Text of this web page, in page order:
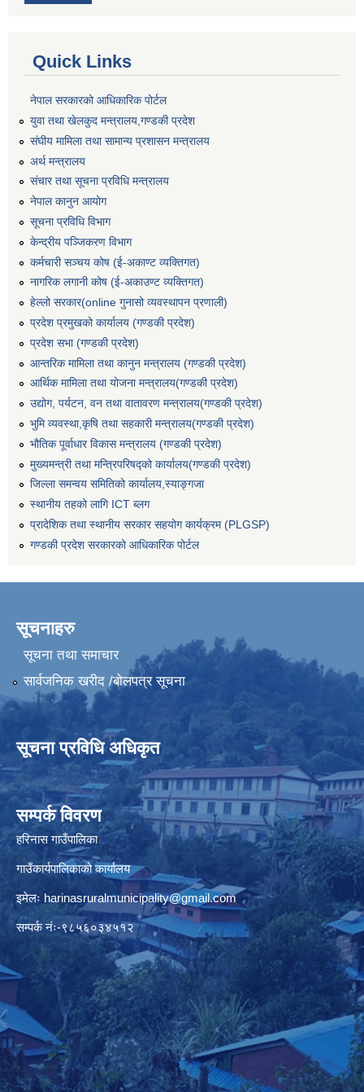
Quick Links
नेपाल सरकारको आधिकारिक पोर्टल
युवा तथा खेलकुद मन्त्रालय,गण्डकी प्रदेश
संघीय मामिला तथा सामान्य प्रशासन मन्त्रालय
अर्थ मन्त्रालय
संचार तथा सूचना प्रविधि मन्त्रालय
नेपाल कानुन आयोग
सूचना प्रविधि विभाग
केन्द्रीय पञ्जिकरण विभाग
कर्मचारी सञ्‍चय कोष (ई‍-अकाण्ट व्यक्तिगत)
नागरिक लगानी कोष (ई-अकाउण्ट व्यक्तिगत)
हेल्लो सरकार(online गुनासो व्यवस्थापन प्रणाली)
प्रदेश प्रमुखको कार्यालय (गण्डकी प्रदेश)
प्रदेश सभा (गण्डकी प्रदेश)
आन्तरिक मामिला तथा कानुन मन्त्रालय (गण्डकी प्रदेश)
आर्थिक मामिला तथा योजना मन्त्रालय(गण्डकी प्रदेश)
उद्योग, पर्यटन, वन तथा वातावरण मन्त्रालय(गण्डकी प्रदेश)
भुमि व्यवस्था,कृषि तथा सहकारी मन्त्रालय(गण्डकी प्रदेश)
भौतिक पूर्वाधार विकास मन्त्रालय (गण्डकी प्रदेश)
मुख्यमन्त्री तथा मन्त्रिपरिषद्को कार्यालय(गण्डकी प्रदेश)
जिल्ला समन्वय समितिको कार्यालय,स्याङ्गजा
स्थानीय तहको लागि ICT ब्लग
प्रादेशिक तथा स्थानीय सरकार सहयोग कार्यक्रम (PLGSP)
गण्डकी प्रदेश सरकारको आधिकारिक पोर्टल
सूचनाहरु
सूचना तथा समाचार
सार्वजनिक खरीद /बोलपत्र सूचना
सूचना प्रविधि अधिकृत
सम्पर्क विवरण
हरिनास गाउँपालिका
गाउँकार्यपालिकाको कार्यालय
इमेलः harinasruralmunicipality@gmail.com
सम्पर्क नंः-९८५६०३४५१२